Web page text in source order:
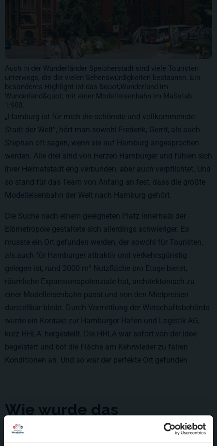
Auch in der Wunderländer Speicherstadt sind viele Touristen
unterwegs, die die vielen Sehenswürdigkeiten bestaunen. Ein
besonderes Highlight ist das &quot;Wunderland im
Wunderland&quot; mit einer Modelleisenbahn im Maßstab
1:900.
„Hamburg ist für mich die schönste und vollkommenste
Stadt der Welt“, hört man sowohl Frederik, Gerrit, als auch
Stephan oft sagen, wenn sie auf Hamburg angesprochen
werden. Alle drei sind von Herzen Hamburger und fühlen sich
ihrer Heimatstadt eng verbunden, aber auch verpflichtet. Und
so stand für das Team von Anfang an fest, dass die größte
Modelleisenbahn der Welt nach Hamburg gehört.
Die Suche nach einem geeigneten Platz innerhalb der
Elbmetropole gestaltete sich allerdings schwieriger. Es
musste ein Ort gefunden werden, der sowohl für Touristen,
als auch für Hamburger attraktiv und verkehrsgünstig
gelegen ist, rund 2000 m² Nutzfläche pro Etage bietet,
räumliche Expansionspotenziale hat, architektonisch zu
einer Modelleisenbahn passt und von den Mietpreisen
darstellbar bleibt. Durch Vermittlung der Wirtschaftsbehörde
wurde ein Kontakt zur Hamburger Hafen und Logistik AG,
kurz HHLA, hergestellt. Die HHLA war sofort von der Idee
begeistert und bot die Fläche am Kehrwieder zu fairen
Konditionen an. Und so war der perfekte Ort gefunden
Wie wurde das
Wunderland finanziert?